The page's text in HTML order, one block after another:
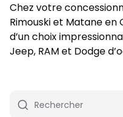
Chez votre
Rimouski et Matane en
d’un choix
Jeep, RAM et Dodge